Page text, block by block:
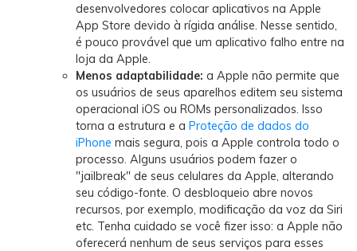
desenvolvedores colocar aplicativos na Apple
App Store devido à rígida análise. Nesse sentido,
é pouco provável que um aplicativo falho entre na
loja da Apple.
Menos adaptabilidade: a Apple não permite que
os usuários de seus aparelhos editem seu sistema
operacional iOS ou ROMs personalizados. Isso
torna a estrutura e a Proteção de dados do
iPhone mais segura, pois a Apple controla todo o
processo. Alguns usuários podem fazer o
"jailbreak" de seus celulares da Apple, alterando
seu código-fonte. O desbloqueio abre novos
recursos, por exemplo, modificação da voz da Siri
etc. Tenha cuidado se você fizer isso: a Apple não
oferecerá nenhum de seus serviços para esses